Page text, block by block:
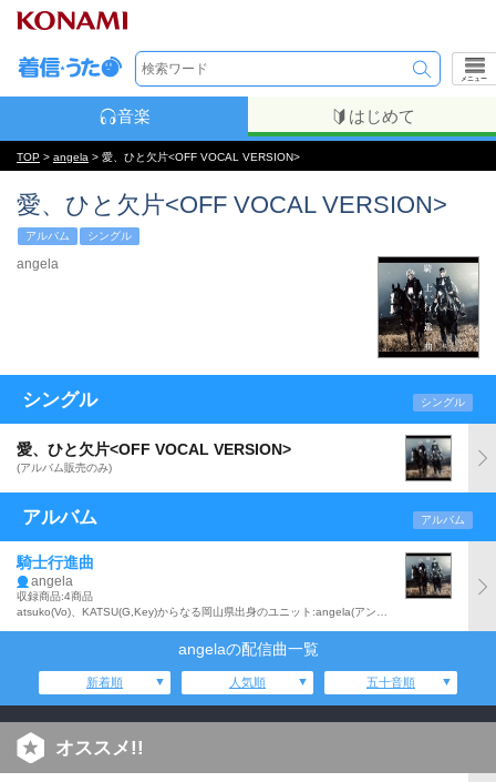
メニュー
音楽 はじめて
TOP > angela > 愛、ひと欠片<OFF VOCAL VERSION>
愛、ひと欠片<OFF VOCAL VERSION>
アルバム シングル
angela
シングル シングル
愛、ひと欠片<OFF VOCAL VERSION>
(アルバム販売のみ)
アルバム アルバム
騎士行進曲
angela
収録商品:4商品
angelaの配信曲一覧
新着順 人気順 五十音順
オススメ!!